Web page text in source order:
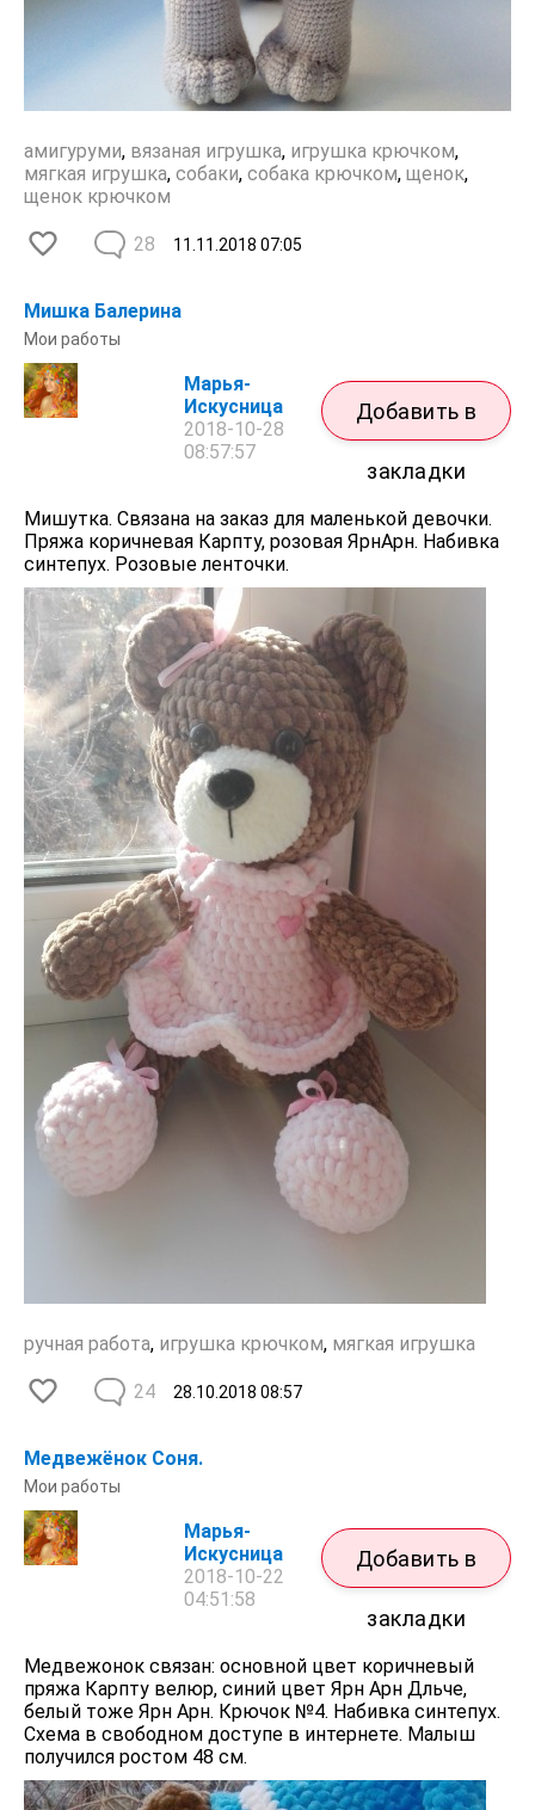
амигуруми, вязаная игрушка, игрушка крючком,
мягкая игрушка, собаки, собака крючком, щенок,
щенок крючком
11.11.2018 07:05
28
Мишка Балерина
Мои работы
Марья-
Искусница
2018-10-28
08:57:57
Добавить в
закладки
Мишутка. Связана на заказ для маленькой девочки.
Пряжа коричневая Карпту, розовая ЯрнАрн. Набивка
синтепух. Розовые ленточки.
ручная работа, игрушка крючком, мягкая игрушка
28.10.2018 08:57
24
Медвежёнок Соня.
Мои работы
Марья-
Искусница
2018-10-22
04:51:58
Добавить в
закладки
Медвежонок связан: основной цвет коричневый
пряжа Карпту велюр, синий цвет Ярн Арн Дльче,
белый тоже Ярн Арн. Крючок №4. Набивка синтепух.
Схема в свободном доступе в интернете. Малыш
получился ростом 48 см.